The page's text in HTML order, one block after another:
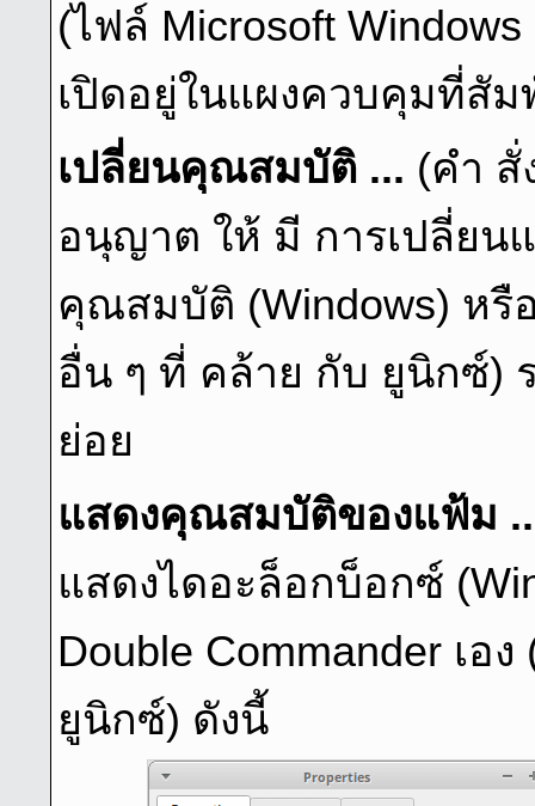
(ไฟล์ Microsoft
เปิดอยู่ในแผงควบคุมที่สั
เปลี่ยนคุณสมบัติ ... (คํา สั่
อนุญาต ให้ มี การเปลี่ยน
คุณสมบัติ (Windows) หรื
อื่น ๆ ที่ คล้าย กับ ยูนิกซ์)
ย่อย
แสดงคุณสมบัติของแฟ้ม
แสดงไดอะล็อกบ็อกซ์
Double Commander เอ
ยูนิกซ์) ดังนี้